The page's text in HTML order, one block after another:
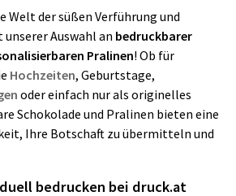
Welt der süßen Verführung und
Auswahl an bedruckbarer
Pralinen! Ob für
Hochzeiten, Geburtstage,
oder einfach nur als originelles
Schokolade und Pralinen bieten eine
Ihre Botschaft zu übermitteln und
bedrucken bei druck.at